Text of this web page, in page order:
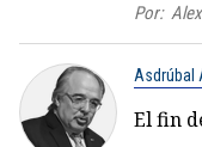
Por:
Asdrúbal
El fin